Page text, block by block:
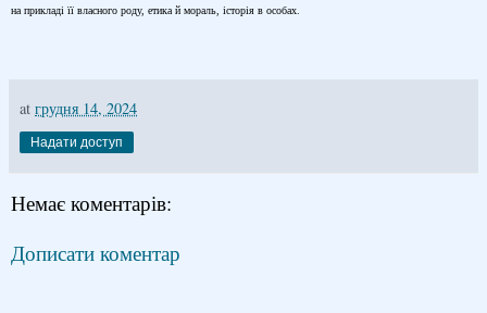
на прикладі її власного роду, етика й мораль, історія в особах.
at грудня 14, 2024
Надати доступ
Немає коментарів:
Дописати коментар